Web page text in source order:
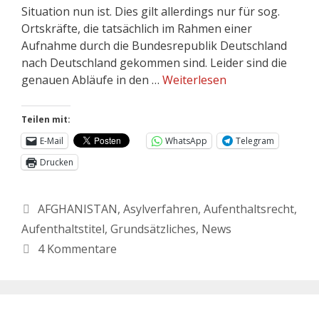
Situation nun ist. Dies gilt allerdings nur für sog.
Ortskräfte, die tatsächlich im Rahmen einer
Aufnahme durch die Bundesrepublik Deutschland
nach Deutschland gekommen sind. Leider sind die
genauen Abläufe in den … Weiterlesen
Teilen mit:
E-Mail
WhatsApp
Telegram
Drucken
AFGHANISTAN, Asylverfahren, Aufenthaltsrecht,
Aufenthaltstitel, Grundsätzliches, News
4 Kommentare